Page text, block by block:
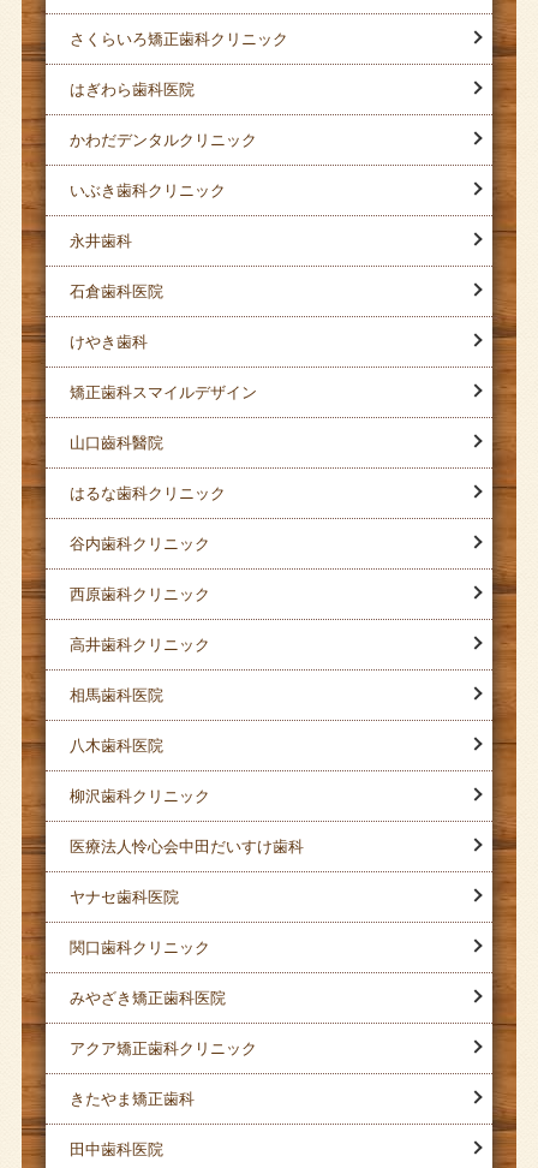
さくらいろ矯正歯科クリニック
はぎわら歯科医院
かわだデンタルクリニック
いぶき歯科クリニック
永井歯科
石倉歯科医院
けやき歯科
矯正歯科スマイルデザイン
山口齒科醫院
はるな歯科クリニック
谷内歯科クリニック
西原歯科クリニック
高井歯科クリニック
相馬歯科医院
八木歯科医院
柳沢歯科クリニック
医療法人怜心会中田だいすけ歯科
ヤナセ歯科医院
関口歯科クリニック
みやざき矯正歯科医院
アクア矯正歯科クリニック
きたやま矯正歯科
田中歯科医院